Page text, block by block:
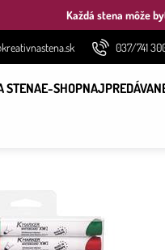
Každá stena môže
037/741
STENAE-SHOP